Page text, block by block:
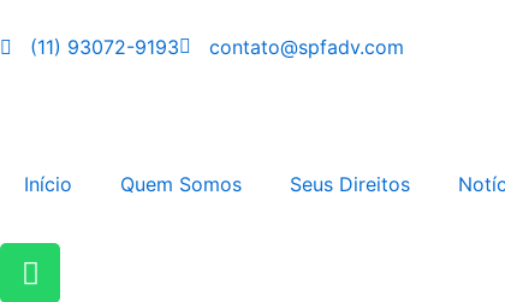
para(11) 93072-9193 contato@spfadv.com
Início Quem Somos Seus Direitos
Whatsapp
Instagram
Facebook
Linkedin